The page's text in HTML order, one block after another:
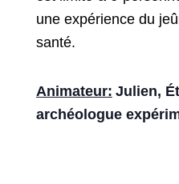
une expérience du
santé.
Animateur: Julien,
archéologue